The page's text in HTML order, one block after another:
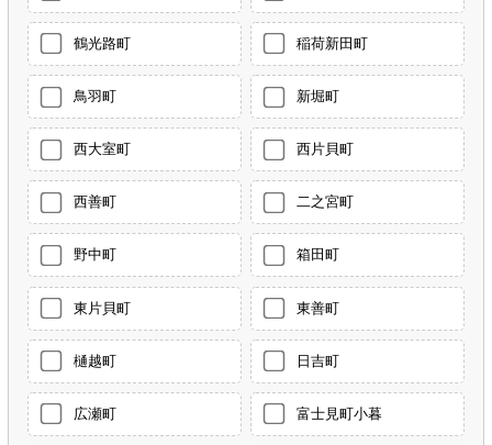
鶴光路町 稲荷新田町
鳥羽町 新堀町
西大室町 西片貝町
西善町 二之宮町
野中町 箱田町
東片貝町 東善町
樋越町 日吉町
広瀬町 富士見町小暮